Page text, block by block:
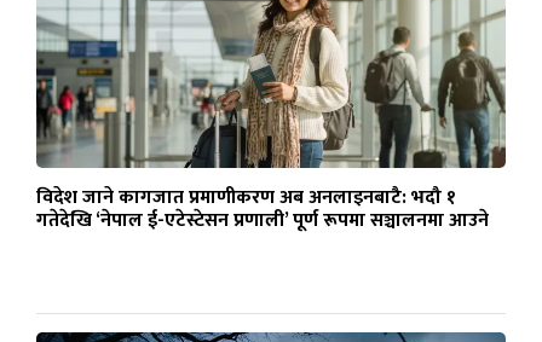
विदेश जाने कागजात प्रमाणीकरण अब अनलाइनबाटै: भदौ १
गतेदेखि ‘नेपाल ई-एटेस्टेसन प्रणाली’ पूर्ण रूपमा सञ्चालनमा आउने